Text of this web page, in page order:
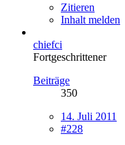
Zitieren
Inhalt melden
chiefci
Fortgeschrittener
Beiträge
350
14. Juli 2011
#228